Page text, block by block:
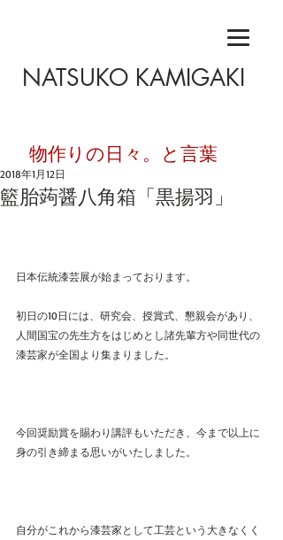
NATSUKO KAMIGAKI
​物作りの日々。と言葉
籃胎蒟醤八角箱「黒揚羽」
2018年1月12日
日本伝統漆芸展が始まっております。
初日の10日には、研究会、授賞式、懇親会があり、
人間国宝の先生方をはじめとし諸先輩方や同世代の
漆芸家が全国より集まりました。
今回奨励賞を賜わり講評もいただき、今まで以上に
身の引き締まる思いがいたしました。
自分がこれから漆芸家として工芸という大きなくく